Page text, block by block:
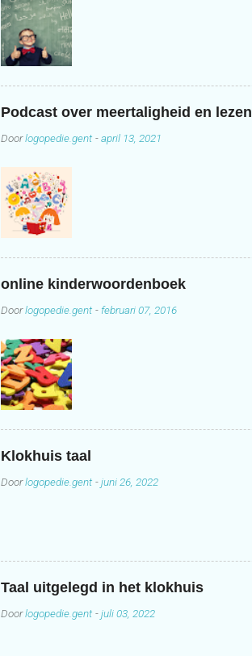
Podcast over meertaligheid en lezen
Doorlogopedie.gent -april 13, 2021
online kinderwoordenboek
Doorlogopedie.gent - februari 07, 2016
Klokhuis taal
Doorlogopedie.gent -juni 26, 2022
Taal uitgelegd in het klokhuis
Doorlogopedie.gent -juli 03, 2022